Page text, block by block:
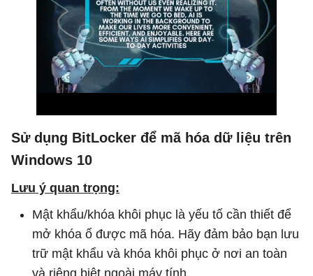
Sử dụng BitLocker để mã hóa dữ liệu trên
Windows 10
Lưu ý quan trọng:
Mật khẩu/khóa khôi phục là yếu tố cần thiết để
mở khóa ổ được mã hóa. Hãy đảm bảo bạn lưu
trữ mật khẩu và khóa khôi phục ở nơi an toàn
và riêng biệt ngoài máy tính.